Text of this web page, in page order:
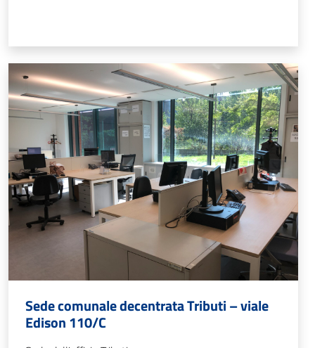
Sede comunale decentrata Tributi – viale
Edison 110/C